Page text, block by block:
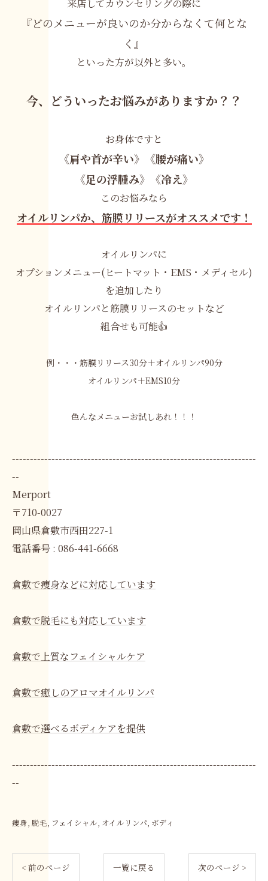
来店してカウンセリングの際に
『どのメニューが良いのか分からなくて何とな
く』
といった方が以外と多い。
今、どういったお悩みがありますか？？
お身体ですと
《肩や首が辛い》《腰が痛い》
《足の浮腫み》《冷え》
このお悩みなら
オイルリンパか、筋膜リリースがオススメです！
オイルリンパに
オプションメニュー(ヒートマット・EMS・メディセル)
を追加したり
オイルリンパと筋膜リリースのセットなど
組合せも可能👍
例・・・筋膜リリース30分＋オイルリンパ90分
オイルリンパ＋EMS10分
色んなメニューお試しあれ！！！
--------------------------------------------------------------------
--
Merport
〒710-0027
岡山県倉敷市西田227-1
電話番号 : 086-441-6668
倉敷で痩身などに対応しています
倉敷で脱毛にも対応しています
倉敷で上質なフェイシャルケア
倉敷で癒しのアロマオイルリンパ
倉敷で選べるボディケアを提供
--------------------------------------------------------------------
--
痩身 脱毛 フェイシャル オイルリンパ ボディ
< 前のページ 一覧に戻る 次のページ >